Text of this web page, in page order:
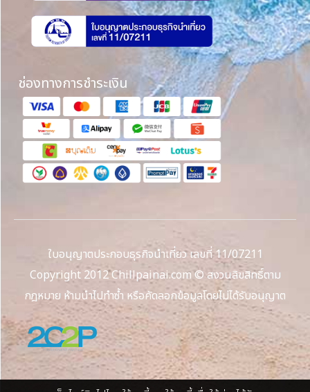
ช่องทางการชำระเงิน
ใบอนุญาตประกอบธุรกิจนำเที่ยว เลขที่ 11/07211
Copyright 2012 Chillpainai.com © สงวนลิขสิทธิ์ตาม
กฎหมาย ห้ามนำไปทำซ้ำ หรือคัดลอกข้อมูลโดยไม่ได้รับอนุญาต